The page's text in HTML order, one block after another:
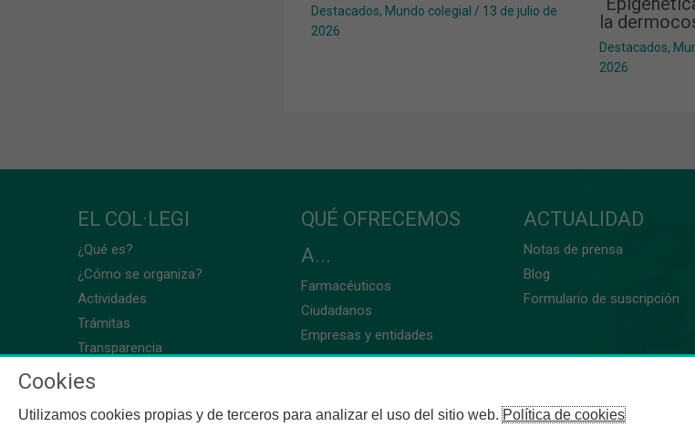
Destacados, Mundo colegial / 13 de julio de
2026
la
Destacados,
2026
EL COL·LEGI
¿Qué es?
¿Cómo se organiza?
Actividades
Trámitas
Transparencia
QUÉ OFRECEMOS
A...
Farmacéuticos
Ciudadanos
Empresas y entidades
ACTUALIDAD
Notas de prensa
Blog
Formulario de suscripción
Cookies
Utilizamos cookies propias y de terceros para analizar el uso del sitio web.Política de cookies